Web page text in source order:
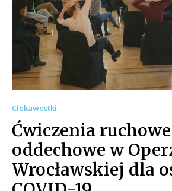
Ciekawostki
Ćwiczenia
oddechowe w
Wrocławskiej dla